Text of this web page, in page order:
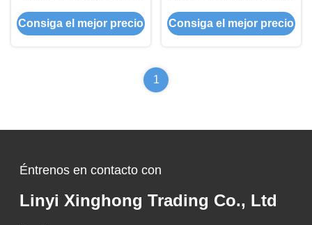
de gran capacidad,
control automático,
Consiga el mejor precio
con sensor, extra
grande
Consiga el mejor precio
1
Éntrenos en contacto con
Linyi Xinghong Trading Co., Ltd